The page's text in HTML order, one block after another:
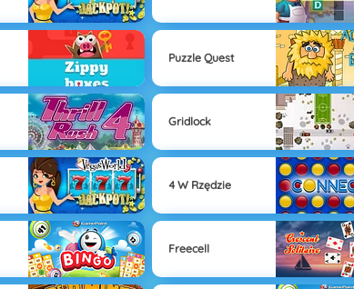
Puzzle Quest
Gridlock
4 W Rzędzie
Freecell